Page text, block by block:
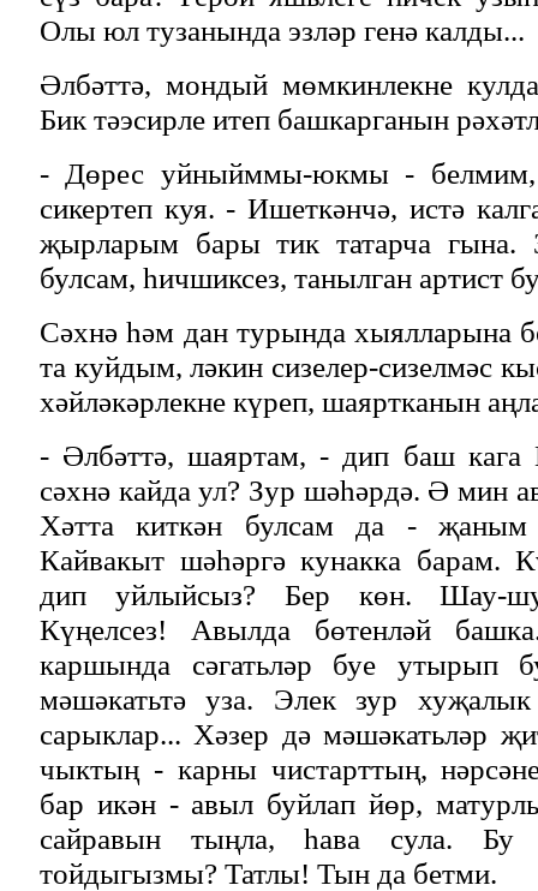
Олы юл тузанында эзләр генә калды...
Әлбәттә, мондый мөмкинлекне
Бик тәэсирле итеп башкарганын
- Дөрес уйныйммы-юкмы -
сикертеп куя. - Ишеткәнчә, истә
җырларым бары тик татарча гына.
булсам, һичшиксез, танылган артист
Сәхнә һәм дан турында хыялларына
та куйдым, ләкин сизелер-сизелмәс
хәйләкәрлекне күреп, шаяртканын
- Әлбәттә, шаяртам, - дип баш
сәхнә кайда ул? Зур шәһәрдә. Ә мин
Хәтта киткән булсам да -
Кайвакыт шәһәргә кунакка барам.
дип уйлыйсыз? Бер көн. Шау-
Күңелсез! Авылда бөтенләй
каршында сәгатьләр буе утырып
мәшәкатьтә уза. Элек зур
сарыклар... Хәзер дә мәшәкатьләр
чыктың - карны чистарттың,
бар икән - авыл буйлап йөр,
сайравын тыңла, һава сула. Бу
тойдыгызмы? Татлы! Тын да бетми.